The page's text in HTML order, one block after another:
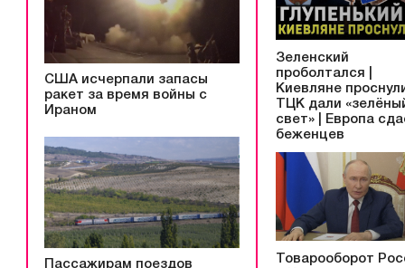
США исчерпали запасы
ракет за время войны с
Ираном
Пассажирам поездов
Зеленский
проболтался |
Киевляне
ТЦК дали
свет» | Европа
беженцев
Товарооборот